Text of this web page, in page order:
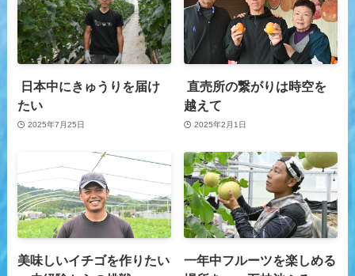
日本中にきゅうりを届け
たい
2025年7月25日
直売所の繋がりは時空を
越えて
2025年2月1日
美味しいイチゴを作りたい
一年中フルーツを楽しめる